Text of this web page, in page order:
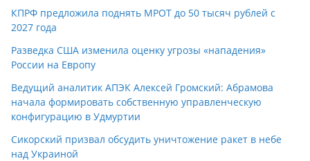
КПРФ предложила поднять МРОТ до 50 тысяч рублей с
2027 года
Разведка США изменила оценку угрозы «нападения»
России на Европу
Ведущий аналитик АПЭК Алексей Громский: Абрамова
начала формировать собственную управленческую
конфигурацию в Удмуртии
Сикорский призвал обсудить уничтожение ракет в небе
над Украиной